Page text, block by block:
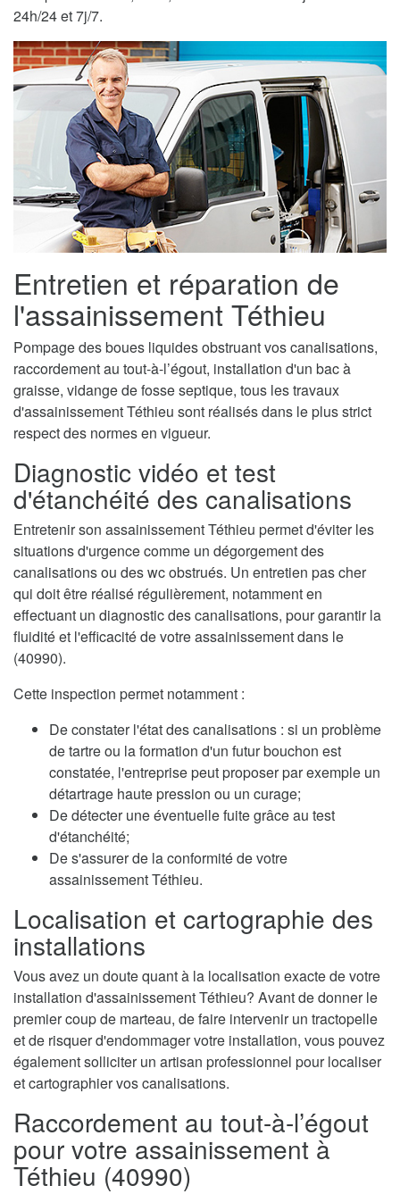
24h/24 et 7j/7.
Entretien et réparation de
l'assainissement Téthieu
Pompage des boues liquides obstruant vos canalisations,
raccordement au tout-à-l’égout, installation d'un bac à
graisse, vidange de fosse septique, tous les travaux
d'assainissement Téthieu sont réalisés dans le plus strict
respect des normes en vigueur.
Diagnostic vidéo et test
d'étanchéité des canalisations
Entretenir son assainissement Téthieu permet d'éviter les
situations d'urgence comme un dégorgement des
canalisations ou des wc obstrués. Un entretien pas cher
qui doit être réalisé régulièrement, notamment en
effectuant un diagnostic des canalisations, pour garantir la
fluidité et l'efficacité de votre assainissement dans le
(40990).
Cette inspection permet notamment :
De constater l'état des canalisations : si un problème
de tartre ou la formation d'un futur bouchon est
constatée, l'entreprise peut proposer par exemple un
détartrage haute pression ou un curage;
De détecter une éventuelle fuite grâce au test
d'étanchéité;
De s'assurer de la conformité de votre
assainissement Téthieu.
Localisation et cartographie des
installations
Vous avez un doute quant à la localisation exacte de votre
installation d'assainissement Téthieu? Avant de donner le
premier coup de marteau, de faire intervenir un tractopelle
et de risquer d'endommager votre installation, vous pouvez
également solliciter un artisan professionnel pour localiser
et cartographier vos canalisations.
Raccordement au tout-à-l’égout
pour votre assainissement à
Téthieu (40990)